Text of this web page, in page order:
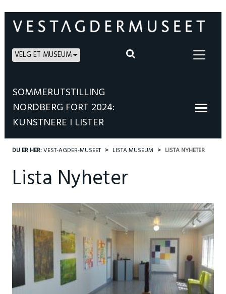
VELG ET MUSEUM
SOMMERUTSTILLING
NORDBERG FORT 2024:
KUNSTNERE I LISTER
DU ER HER:VEST-AGDER-MUSEET LISTA MUSEUM LISTA NYHETER
Lista Nyheter